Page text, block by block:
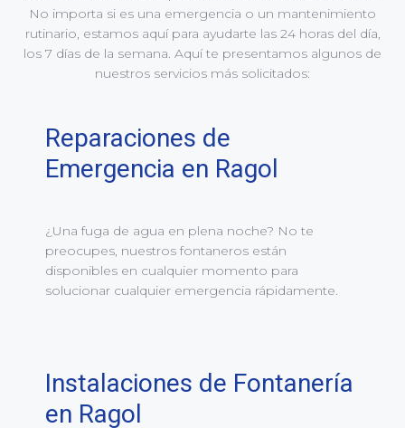
No importa si es una emergencia o un mantenimiento
rutinario, estamos aquí para ayudarte las 24 horas del día,
los 7 días de la semana. Aquí te presentamos algunos de
nuestros servicios más solicitados:
Reparaciones de
Emergencia en Ragol
¿Una fuga de agua en plena noche? No te
preocupes, nuestros fontaneros están
disponibles en cualquier momento para
solucionar cualquier emergencia rápidamente.
Instalaciones de Fontanería
en Ragol